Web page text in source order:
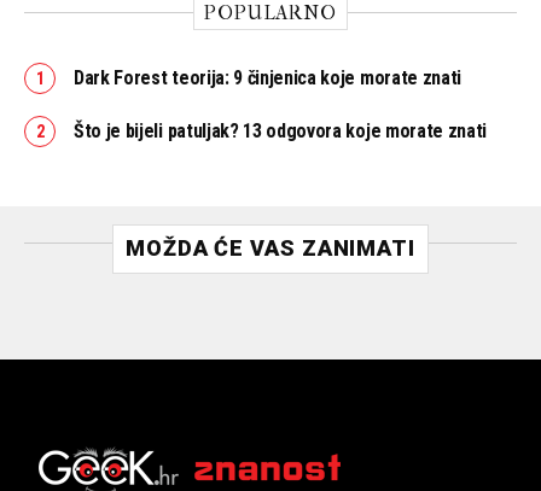
POPULARNO
Dark Forest teorija: 9 činjenica koje morate znati
Što je bijeli patuljak? 13 odgovora koje morate znati
MOŽDA ĆE VAS ZANIMATI